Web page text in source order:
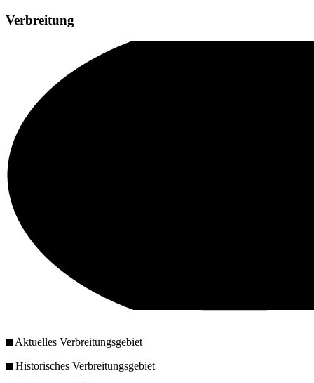
Verbreitung
Aktuelles Verbreitungsgebiet
Historisches Verbreitungsgebiet